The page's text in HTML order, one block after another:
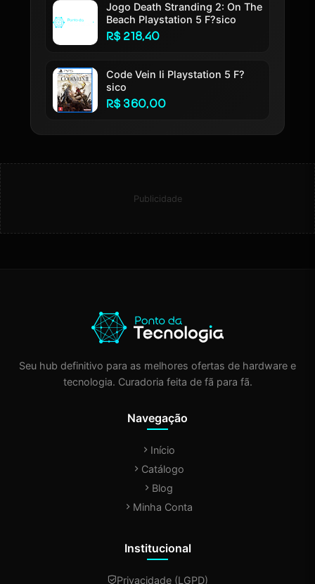
Jogo Death Stranding 2: On The
Beach Playstation 5 F?sico
R$ 218,40
Code Vein Ii Playstation 5 F?
sico
R$ 360,00
Publicidade
Seu hub definitivo para as melhores ofertas de hardware e
tecnologia. Curadoria feita de fã para fã.
Navegação
Início
Catálogo
Blog
Minha Conta
Institucional
Privacidade (LGPD)